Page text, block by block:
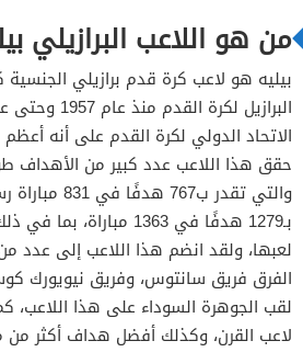
من هو اللاعب البرازيلي
بيليه هو لاعب كرة قدم برازيلي
الاتحاد الدولي لكرة القدم على أنه
حقق هذا اللاعب عدد كبير من الأهداف
والتي تقدر
بـ1279 هدفًا في 1363
لعبها، ولقد انضم هذا اللاعب إلى عدد
الفرق فريق سانتوس، وفريق نيويورك
لقب الجوهرة السوداء على هذا
لاعب القرن، وكذلك أفضل هداف أكثر من